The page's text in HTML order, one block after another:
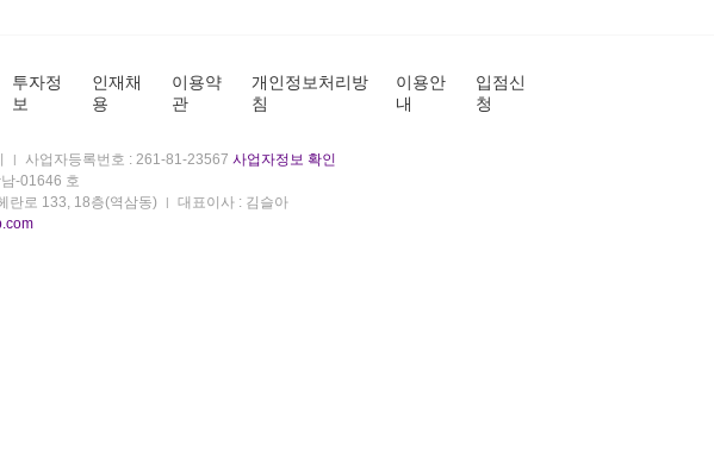
투자정
보
인재채
용
이용약
관
개인정보처리방
침
이용안
내
입점신
청
사업자등록번호 : 261-81-23567 사업자정보 확인
-01646 호
란로 133, 18층(역삼동)
대표이사 : 김슬아